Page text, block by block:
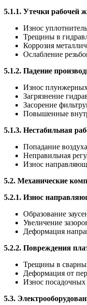
5.1.1. Утечки рабочей
Износ
Трещины в
Коррозия
Ослабление
5.1.2. Падение
Износ
Загрязнение
Засорение
Повышенные
5.1.3. Нестабильная
Попадание
Неправильная
Износ
5.2. Механические
5.2.1. Износ
Образование
Увеличение
Деформация
5.2.2. Повреждения
Трещины в
Деформация от
Износ посадочных
5.3.